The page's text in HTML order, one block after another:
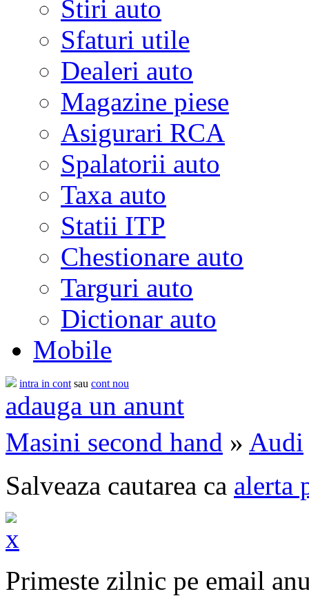
Stiri auto
Sfaturi utile
Dealeri auto
Magazine piese
Asigurari RCA
Spalatorii auto
Taxa auto
Statii ITP
Chestionare auto
Targuri auto
Dictionar auto
Mobile
intra in cont sau cont nou
adauga un anunt
Masini second hand » Audi
Salveaza cautarea ca alerta
Primeste zilnic pe email